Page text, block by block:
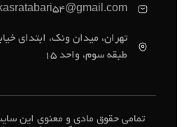
طبقه سوم، واحد 15
تمامی حقوق مادی و معنوی این